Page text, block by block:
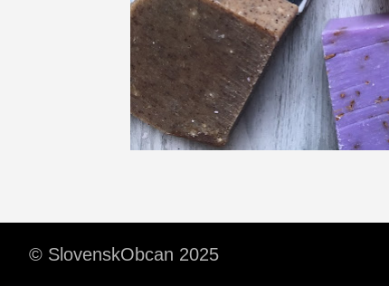
© SlovenskObcan 2025